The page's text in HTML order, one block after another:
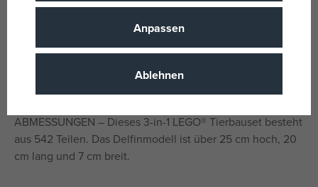
ihren größten Interessen, darunter Tiere, Fahrzeuge und
Häuser.
ABMESSUNGEN – Dieses 3-in-1 LEGO® Tierbauset besteht
aus 542 Teilen. Das Delfinmodell ist über 25 cm hoch, 20
cm lang und 7 cm breit.
Anpassen
Ablehnen